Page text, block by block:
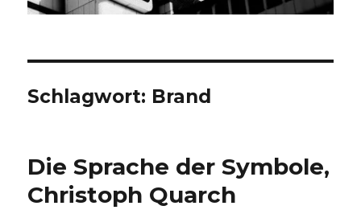
Schlagwort: Brand
Die Sprache der Symbole,
Christoph Quarch